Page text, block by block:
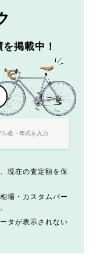
掲載中！
現在の査定額を保
場・カスタムパー
タが表示されない